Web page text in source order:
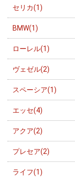
セリカ(1)
BMW(1)
ローレル(1)
ヴェゼル(2)
スペーシア(1)
エッセ(4)
アクア(2)
プレセア(2)
ライフ(1)